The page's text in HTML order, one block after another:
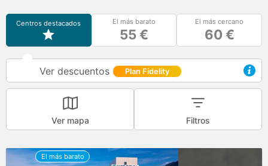
Centros destacados El más barato
55 €
El más cercano
60 €
Ver descuentos Plan Fidelity
Ver mapa Filtros